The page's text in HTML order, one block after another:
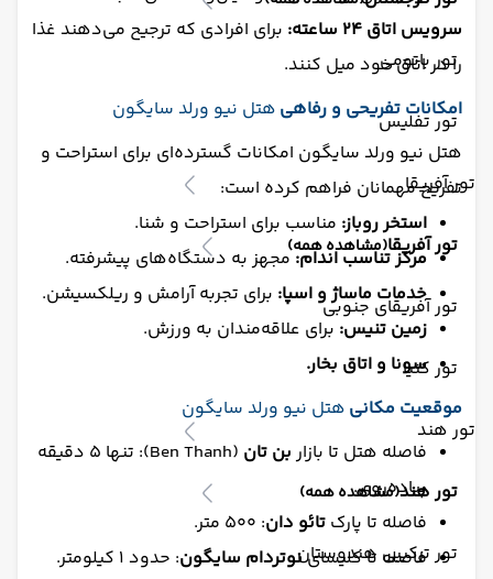
تور باتومی
تور تفلیس
تور آفریقا
تور آفریقا(مشاهده همه)
تور آفریقای جنوبی
تور کنیا
تور هند
تور هند(مشاهده همه)
تور ترکیبی هندوستان
سرویس اتاق 24 ساعته:
برای افرادی که ترجیح می‌دهند غذا
را در اتاق خود میل کنند.
امکانات تفریحی و رفاهی هتل نیو ورلد سایگون
هتل نیو ورلد سایگون امکانات گسترده‌ای برای استراحت و
تفریح مهمانان فراهم کرده است:
استخر روباز: مناسب برای استراحت و شنا.
مرکز تناسب اندام:مجهز به دستگاه‌های پیشرفته.
خدمات ماساژ و اسپا: برای تجربه آرامش و ریلکسیشن.
زمین تنیس: برای علاقه‌مندان به ورزش.
سونا و اتاق بخار.
موقعیت مکانی هتل نیو ورلد سایگون
فاصله هتل تا بازاربن تان
(Ben Thanh): تنها 5 دقیقه
پیاده‌روی.
فاصله تا پارک تائو دان: 500 متر.
فاصله تا کلیساینوتردام سایگون: حدود 1 کیلومتر.